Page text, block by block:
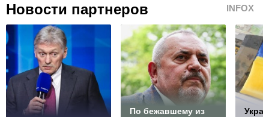
Новости партнеров INFOX
По бежавшему из